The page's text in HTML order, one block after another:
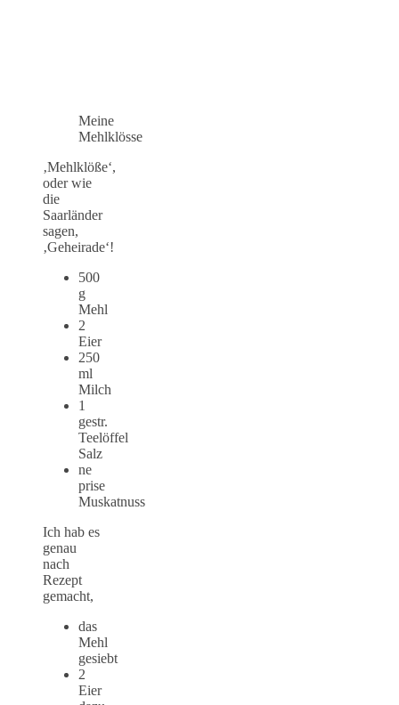
Meine
Mehlklösse
‚Mehlklöße‘,
oder wie
die
Saarländer
sagen,
‚Geheirade‘!
500
g
Mehl
2
Eier
250
ml
Milch
1
gestr.
Teelöffel
Salz
ne
prise
Muskatnuss
Ich hab es
genau
nach
Rezept
gemacht,
das
Mehl
gesiebt
2
Eier